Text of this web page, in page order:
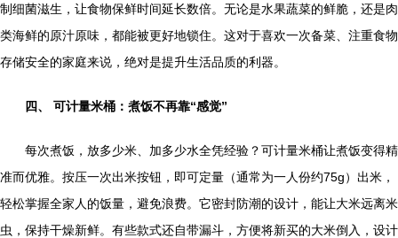
制细菌滋生，让食物保鲜时间延长数倍。无论是水果蔬菜的鲜脆，还是肉
类海鲜的原汁原味，都能被更好地锁住。这对于喜欢一次备菜、注重食物
存储安全的家庭来说，绝对是提升生活品质的利器。
四、 可计量米桶：煮饭不再靠“感觉”
每次煮饭，放多少米、加多少水全凭经验？可计量米桶让煮饭变得精
准而优雅。按压一次出米按钮，即可定量（通常为一人份约75g）出米，
轻松掌握全家人的饭量，避免浪费。它密封防潮的设计，能让大米远离米
虫，保持干燥新鲜。有些款式还自带漏斗，方便将新买的大米倒入，设计